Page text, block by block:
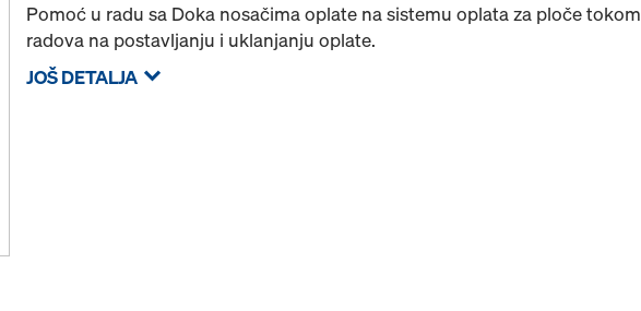
Pomoć u radu sa Doka nosačima oplate na sistemu oplata za ploče tokom
radova na postavljanju i uklanjanju oplate.
JOŠ DETALJA